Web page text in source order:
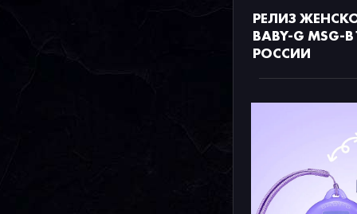
РЕЛИЗ
BABY-G MSG-
РОССИИ